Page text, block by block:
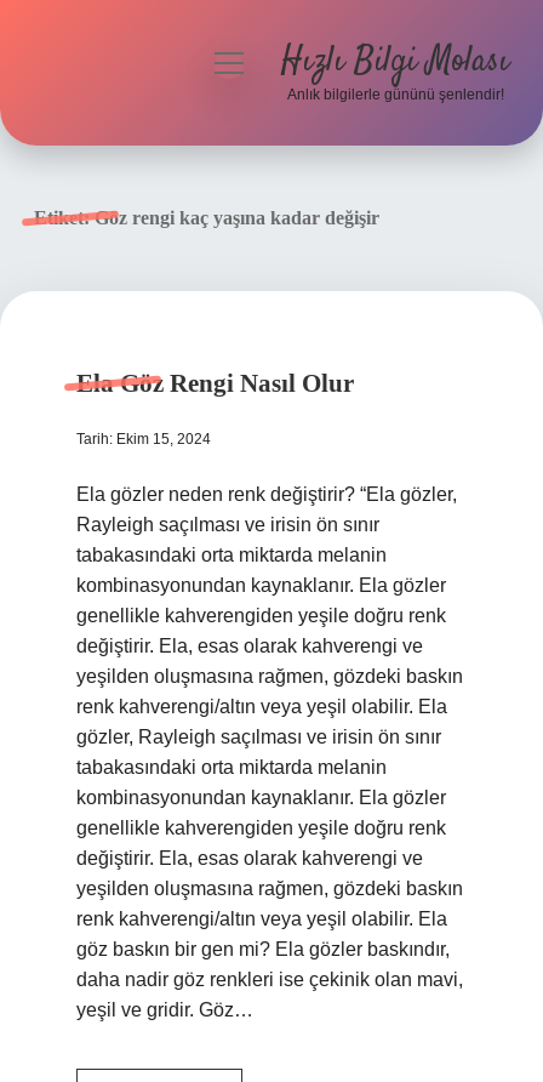
menüyüHızlı Bilgi Molası
Anlık bilgilerle gününü şenlendir!
Etiket:Göz rengi kaç yaşına kadar değişir
Ela Göz Rengi Nasıl Olur
Tarih: Ekim 15, 2024
Ela gözler neden renk değiştirir? “Ela gözler,
Rayleigh saçılması ve irisin ön sınır
tabakasındaki orta miktarda melanin
kombinasyonundan kaynaklanır. Ela gözler
genellikle kahverengiden yeşile doğru renk
değiştirir. Ela, esas olarak kahverengi ve
yeşilden oluşmasına rağmen, gözdeki baskın
renk kahverengi/altın veya yeşil olabilir. Ela
gözler, Rayleigh saçılması ve irisin ön sınır
tabakasındaki orta miktarda melanin
kombinasyonundan kaynaklanır. Ela gözler
genellikle kahverengiden yeşile doğru renk
değiştirir. Ela, esas olarak kahverengi ve
yeşilden oluşmasına rağmen, gözdeki baskın
renk kahverengi/altın veya yeşil olabilir. Ela
göz baskın bir gen mi? Ela gözler baskındır,
daha nadir göz renkleri ise çekinik olan mavi,
yeşil ve gridir. Göz…